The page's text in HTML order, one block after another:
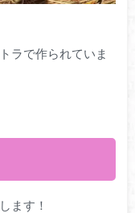
ラで作られていま
ます！